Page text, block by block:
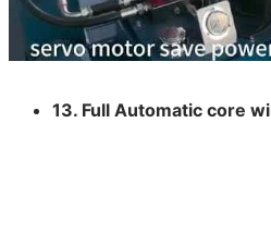
13. Full Automatic core